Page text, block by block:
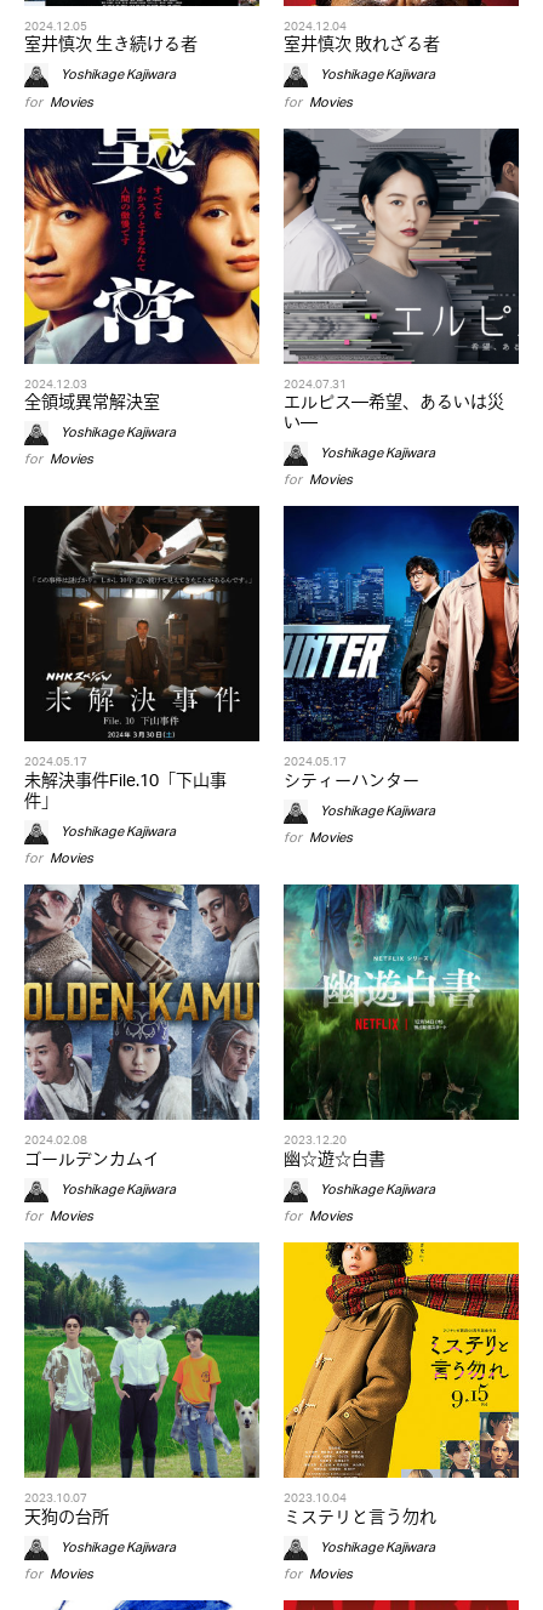
2024.12.05
室井慎次 生き続ける者
Yoshikage Kajiwara
for Movies
2024.12.04
室井慎次 敗れざる者
Yoshikage Kajiwara
for Movies
2024.12.03
全領域異常解決室
Yoshikage Kajiwara
for Movies
2024.07.31
エルピス—希望、あるいは災
い—
Yoshikage Kajiwara
for Movies
2024.05.17
未解決事件File.10「下山事
件」
Yoshikage Kajiwara
for Movies
2024.05.17
シティーハンター
Yoshikage Kajiwara
for Movies
2024.02.08
ゴールデンカムイ
Yoshikage Kajiwara
for Movies
2023.12.20
幽☆遊☆白書
Yoshikage Kajiwara
for Movies
2023.10.07
天狗の台所
Yoshikage Kajiwara
for Movies
2023.10.04
ミステリと言う勿れ
Yoshikage Kajiwara
for Movies